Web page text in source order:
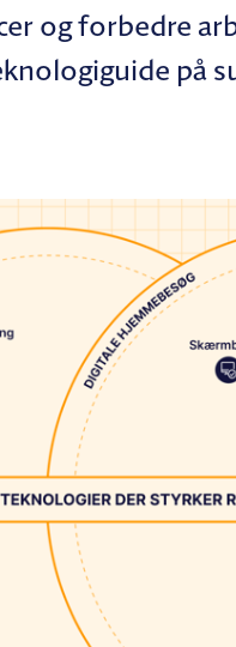
og forbedre
på